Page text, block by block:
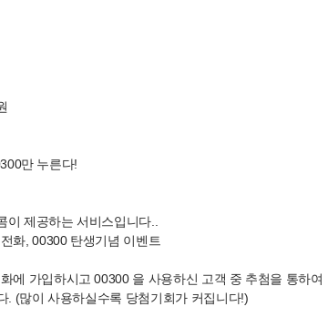
만 누른다!
제공하는 서비스입니다..
화, 00300 탄생기념 이벤트
에 가입하시고 00300 을 사용하신 고객 중 추첨을 통하여
많이 사용하실수록 당첨기회가 커집니다!)